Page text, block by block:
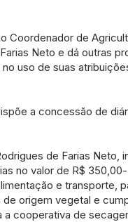
Coordenador de
Neto e dá outras
uso de suas
a concessão de
de Farias Neto,
no valor de R$
e transporte,
origem vegetal e
cooperativa de